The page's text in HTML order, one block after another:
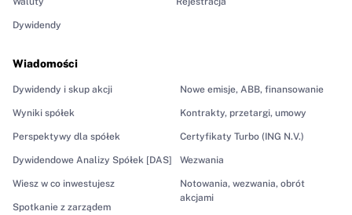
Dywidendy
Wiadomości
Dywidendy i skup akcji
Wyniki spółek
Perspektywy dla spółek
Dywidendowe Analizy Spółek [DAS]
Wiesz w co inwestujesz
Spotkanie z zarządem
Nowe emisje, ABB, finansowanie
Kontrakty, przetargi, umowy
Certyfikaty Turbo (ING N.V.)
Wezwania
Notowania, wezwania, obrót
akcjami